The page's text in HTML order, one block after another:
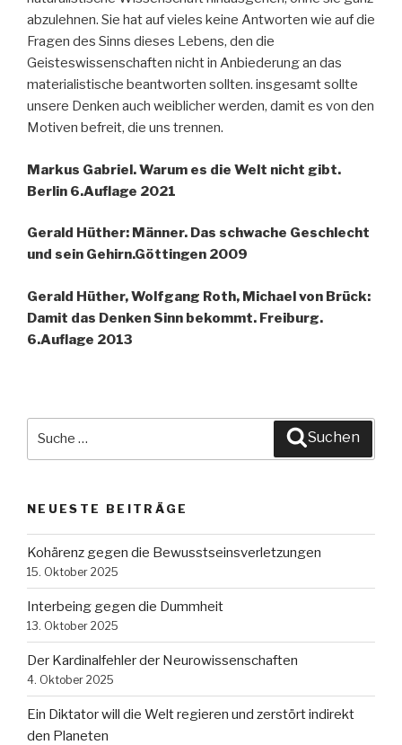
abzulehnen. Sie hat auf vieles keine Antworten wie auf die
Fragen des Sinns dieses Lebens, den die
Geisteswissenschaften nicht in Anbiederung an das
materialistische beantworten sollten. insgesamt sollte
unsere Denken auch weiblicher werden, damit es von den
Motiven befreit, die uns trennen.
Markus Gabriel. Warum es die Welt nicht gibt.
Berlin 6.Auflage 2021
Gerald Hüther: Männer. Das schwache Geschlecht
und sein Gehirn.Göttingen 2009
Gerald Hüther, Wolfgang Roth, Michael von Brück:
Damit das Denken Sinn bekommt. Freiburg.
6.Auflage 2013
Suchen
NEUESTE BEITRÄGE
Kohärenz gegen die Bewusstseinsverletzungen
15. Oktober 2025
Interbeing gegen die Dummheit
13. Oktober 2025
Der Kardinalfehler der Neurowissenschaften
4. Oktober 2025
Ein Diktator will die Welt regieren und zerstört indirekt
den Planeten